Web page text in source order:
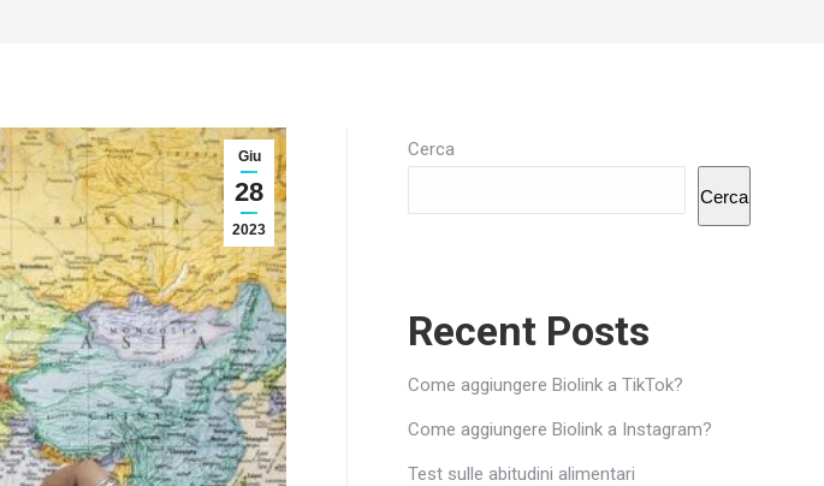
Giu
28
2023
Cerca
Cerca
Recent Posts
Come aggiungere Biolink a TikTok?
Come aggiungere Biolink a Instagram?
Test sulle abitudini alimentari